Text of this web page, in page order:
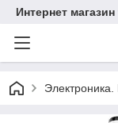
Интернет